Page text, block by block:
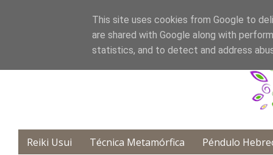
Reiki Usui Técnica Metamórfica Péndulo
This site uses cookies from Google to
are shared with Google along with
statistics, and to detect and address